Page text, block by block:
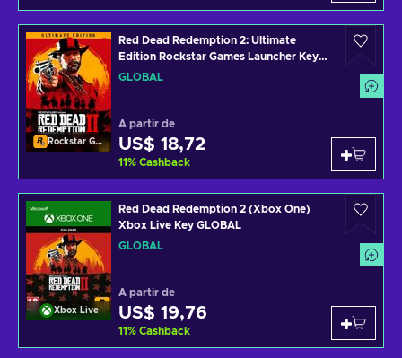
Rockstar Games Launcher
Red Dead Redemption 2: Ultimate
Edition Rockstar Games Launcher Key
GLOBAL
GLOBAL
A partir de
US$ 18,72
11% Cashback
Xbox Live
Red Dead Redemption 2 (Xbox One)
Xbox Live Key GLOBAL
GLOBAL
A partir de
US$ 19,76
11% Cashback